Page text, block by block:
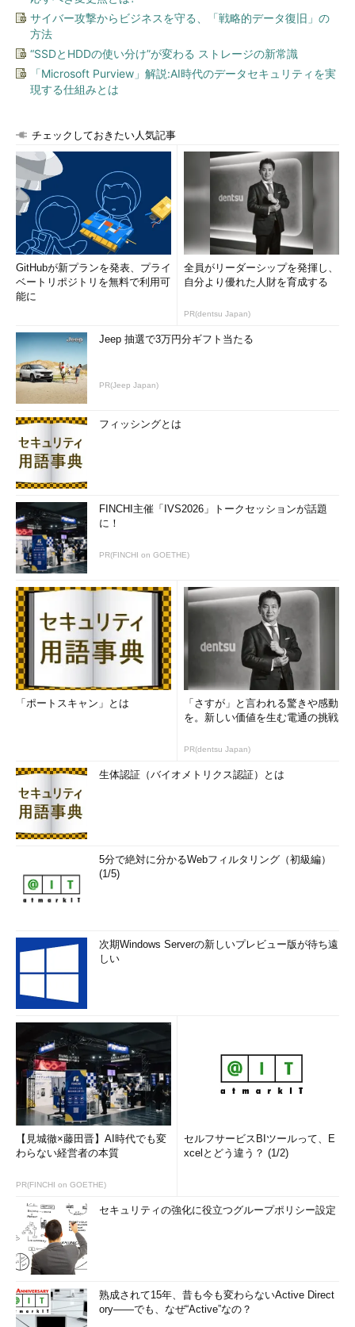
「高精度の環境に向けた Windows タイム サービスの構成
を目的とするサポート範囲」（サポート技術情報）
これによるとw32timeサービスの設計目標は次のようなもので
ある。
――Active DirectoryのKerberos認証
ライアント間の時刻のずれは最大で5分間まで許される
が、これを満たす程度の時刻同期を実現する
クライアントに対する“ルーズな”時刻同期機能の提供
～2秒以下の精度での時刻同期を保証するものではない
Windows OSでは、tick（タイマー割り込み間隔）が10msで固
定されており、UNIX系のようにカーネル・オプションでタイマ
ー割り込みの周期を短く調整して精度を高める、といったことが
正確性について、“および腰”（とも受け取れるサポート方針）な
のかもしれない。とはいえ、（たとえサポート技術情報に書いて
あるにしても）何秒間も時刻がずれたままでも問題はない、とマ
イクロソフトが考えているはずはないので、このサポート技術情
報の意図としては、「Windows Timeサービスはntpdとは違う思
想で設計されている」というメッセージと理解するべきだろう。
Kerberos認証とは、Active Directoryで利用されている認
証方式。RFC 1510「
Service (V5)
」で規定されている。サーバとクライアント間で
やり取りされる認証用のデータには時刻情報が付与されてお
り、ある一定の時間内（仕様では5分以内）に生成されたデー
タでなければ受け付けないようになっている。これは、古い認
ある。Active Directoryに参加しているサーバやクライアント
は、この要件を満たすように、時刻をある程度一致させておく
必要がある。Kerberos認証については、キーワード解説
「
Kerberos」や用語辞典「 Kerberos 」も参照のこと。
次回 以降では、Windows Server 2008 R2をベースにして、ド
メイン環境やワークグループの時刻同期について解説する。
ハウ（改訂版）
サイバー攻撃からビジネスを守る、「戦略的データ復旧」の
方法
“SSDとHDDの使い分け”が変わる ストレージの新常識
「Microsoft Purview」解説:AI時代のデータセキュリティを実
現する仕組みとは
チェックしておきたい人気記事
GitHubが新プランを発表、プライ
ベートリポジトリを無料で利用可
能に
全員がリーダーシップを発揮し、
自分より優れた人財を育成する
PR(dentsu Japan)
Jeep 抽選で3万円分ギフト当たる
PR(Jeep Japan)
フィッシングとは
FINCHI主催「IVS2026」トークセッションが話題
に！
PR(FINCHI on GOETHE)
「ポートスキャン」とは
「さすが」と言われる驚きや感動
を。新しい価値を生む電通の挑戦
PR(dentsu Japan)
生体認証（バイオメトリクス認証）とは
5分で絶対に分かるWebフィルタリング（初級編）
(1/5)
次期Windows Serverの新しいプレビュー版が待ち遠
しい
【見城徹×藤田晋】AI時代でも変
わらない経営者の本質
PR(FINCHI on GOETHE)
セルフサービスBIツールって、E
xcelとどう違う？ (1/2)
セキュリティの強化に役立つグループポリシー設定
熟成されて15年、昔も今も変わらないActive Direct
ory――でも、なぜ“Active”なの？